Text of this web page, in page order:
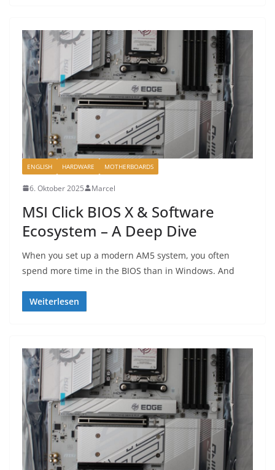
ENGLISH HARDWARE MOTHERBOARDS
6. Oktober 2025 Marcel
MSI Click BIOS X & Software
Ecosystem – A Deep Dive
When you set up a modern AM5 system, you often
spend more time in the BIOS than in Windows. And
Weiterlesen